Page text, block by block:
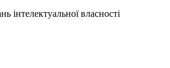
інтелектуальної власності